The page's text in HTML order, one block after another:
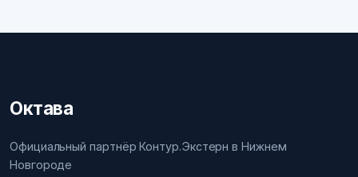
Октава
Официальный партнёр Контур.Экстерн в Нижнем
Новгороде